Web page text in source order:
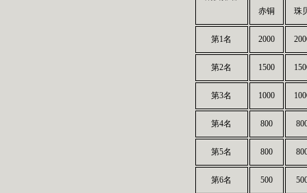
赤铜
珠
第1名 2000
第2名 1500
第3名 1000
第4名 800
第5名 800
第6名 500